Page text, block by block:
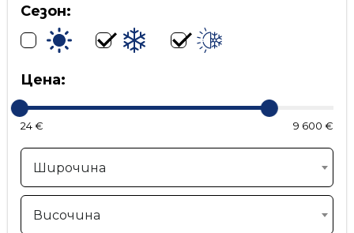
Сезон:
Цена:
24 € 9 600 €
Широчина
Височина